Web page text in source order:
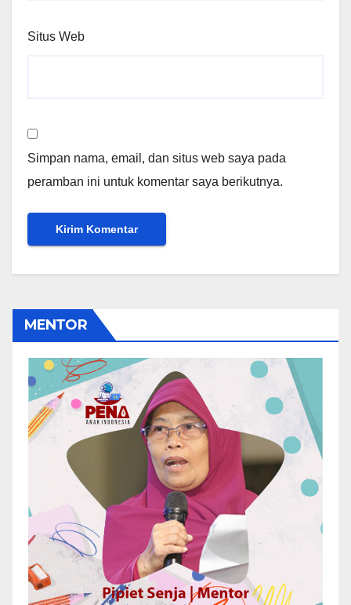
Situs Web
Simpan nama, email, dan situs web saya pada
peramban ini untuk komentar saya berikutnya.
MENTOR